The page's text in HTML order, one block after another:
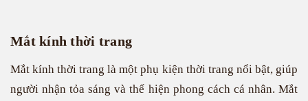
Mắt kính thời trang
Mắt kính thời trang là một phụ kiện thời trang nổi bật, giúp
người nhận tỏa sáng và thể hiện phong cách cá nhân. Mắt